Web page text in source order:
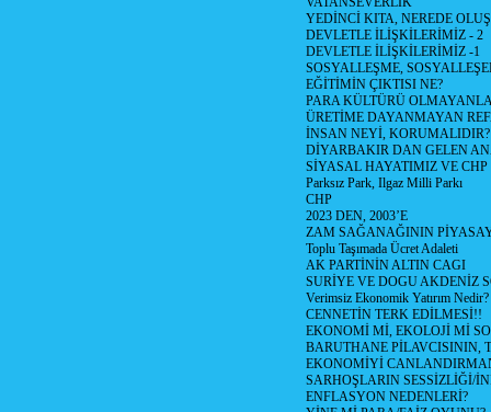
YEDİNCİ KITA, NEREDE
DEVLETLE İLİŞKİLERİMİZ - 2
DEVLETLE İLİŞKİLERİMİZ -1
SOSYALLEŞME,
EĞİTİMİN ÇIKTISI NE?
PARA KÜLTÜRÜ
ÜRETİME DAYANMAYAN
İNSAN NEYİ, KORUMALIDIR?
DİYARBAKIR DAN GELEN
SİYASAL HAYATIMIZ VE CHP
Parksız Park, Ilgaz Milli Parkı
CHP
2023 DEN, 2003’E
ZAM SAĞANAĞININ
Toplu Taşımada Ücret Adaleti
AK PARTİNİN ALTIN CAGI
SURİYE VE DOGU AKDENİZ
Verimsiz Ekonomik Yatırım Nedir?
CENNETİN TERK EDİLMESİ!!
EKONOMİ Mİ, EKOLOJİ Mİ
BARUTHANE PİLAVCISININ,
EKONOMİYİ
SARHOŞLARIN SESSİZLİĞİ/
ENFLASYON NEDENLERİ?